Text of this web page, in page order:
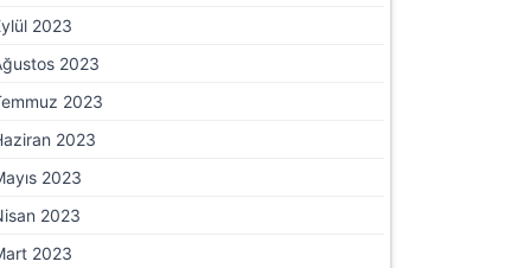
2023
2023
2023
2023
2023
2023
2023